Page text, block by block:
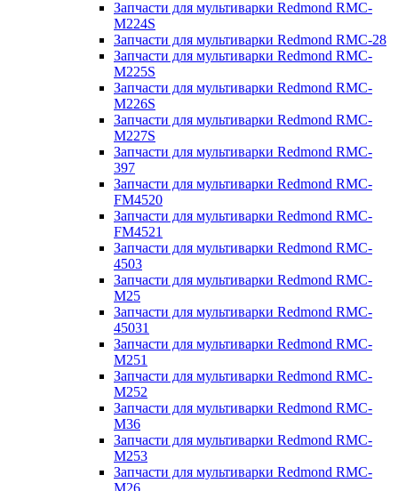
Запчасти для мультиварки Redmond RMC-
M224S
Запчасти для мультиварки Redmond RMC-28
Запчасти для мультиварки Redmond RMC-
M225S
Запчасти для мультиварки Redmond RMC-
M226S
Запчасти для мультиварки Redmond RMC-
M227S
Запчасти для мультиварки Redmond RMC-
397
Запчасти для мультиварки Redmond RMC-
FM4520
Запчасти для мультиварки Redmond RMC-
FM4521
Запчасти для мультиварки Redmond RMC-
4503
Запчасти для мультиварки Redmond RMC-
M25
Запчасти для мультиварки Redmond RMC-
45031
Запчасти для мультиварки Redmond RMC-
M251
Запчасти для мультиварки Redmond RMC-
M252
Запчасти для мультиварки Redmond RMC-
M36
Запчасти для мультиварки Redmond RMC-
M253
Запчасти для мультиварки Redmond RMC-
M26